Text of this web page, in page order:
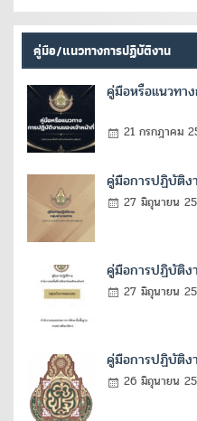
คู่มือ/แนวทางการปฏิบัติงาน
คู่มือหรือแนวทา
21 กรกฎาคม
คู่มือการปฏิบัติง
27 มิถุนายน
คู่มือการปฏิบัติง
27 มิถุนายน
คู่มือการปฏิบัติง
26 มิถุนายน